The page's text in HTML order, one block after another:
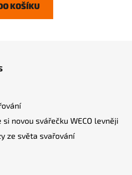
KOŠÍKU
novou svářečku WECO levněji
ze světa svařování